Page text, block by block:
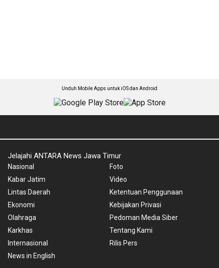
Unduh Mobile Apps untuk iOS dan Android
Jelajahi ANTARA News Jawa Timur
Nasional
Kabar Jatim
Lintas Daerah
Ekonomi
Olahraga
Karkhas
Internasional
News in English
Foto
Video
Ketentuan Penggunaan
Kebijakan Privasi
Pedoman Media Siber
Tentang Kami
Rilis Pers